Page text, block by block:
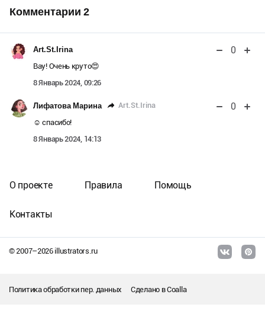
Комментарии 2
Art.St.Irina 0
Вау! Очень круто😍
8 Январь 2024, 09:26
Лифатова Марина Art.St.Irina 0
☺ спасибо!
8 Январь 2024, 14:13
© 2007–2026illustrators.ru
О проекте Правила Помощь
Контакты
Политика обработки пер. данных Сделано вCoalla